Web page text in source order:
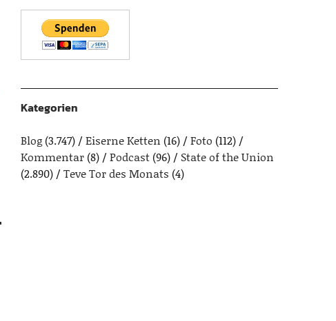
Kategorien
Blog(3.747) Eiserne Ketten (16) Foto (112)
Kommentar(8) Podcast(96)
State of the Union
(2.890)
Teve Tor des Monats (4)